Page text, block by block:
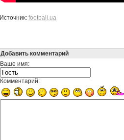
Источник: football.ua
Добавить комментарий
Ваше имя:
Комментарий: